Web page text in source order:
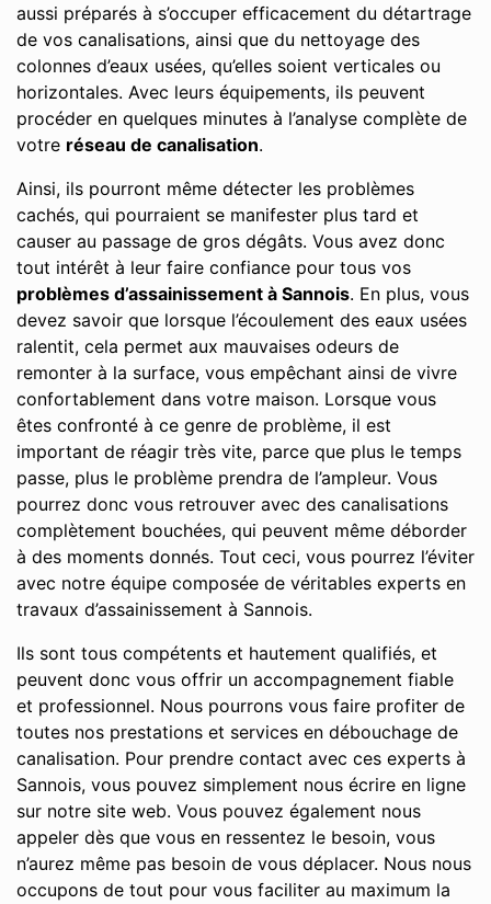
aussi préparés à s’occuper efficacement du détartrage
de vos canalisations, ainsi que du nettoyage des
colonnes d’eaux usées, qu’elles soient verticales ou
horizontales. Avec leurs équipements, ils peuvent
procéder en quelques minutes à l’analyse complète de
votre réseau de canalisation.
Ainsi, ils pourront même détecter les problèmes
cachés, qui pourraient se manifester plus tard et
causer au passage de gros dégâts. Vous avez donc
tout intérêt à leur faire confiance pour tous vos
problèmes d’assainissement à Sannois. En plus, vous
devez savoir que lorsque l’écoulement des eaux usées
ralentit, cela permet aux mauvaises odeurs de
remonter à la surface, vous empêchant ainsi de vivre
confortablement dans votre maison. Lorsque vous
êtes confronté à ce genre de problème, il est
important de réagir très vite, parce que plus le temps
passe, plus le problème prendra de l’ampleur. Vous
pourrez donc vous retrouver avec des canalisations
complètement bouchées, qui peuvent même déborder
à des moments donnés. Tout ceci, vous pourrez l’éviter
avec notre équipe composée de véritables experts en
travaux d’assainissement à Sannois.
Ils sont tous compétents et hautement qualifiés, et
peuvent donc vous offrir un accompagnement fiable
et professionnel. Nous pourrons vous faire profiter de
toutes nos prestations et services en débouchage de
canalisation. Pour prendre contact avec ces experts à
Sannois, vous pouvez simplement nous écrire en ligne
sur notre site web. Vous pouvez également nous
appeler dès que vous en ressentez le besoin, vous
n’aurez même pas besoin de vous déplacer. Nous nous
occupons de tout pour vous faciliter au maximum la